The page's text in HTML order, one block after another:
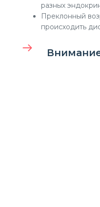
разных
Преклонный
происходить